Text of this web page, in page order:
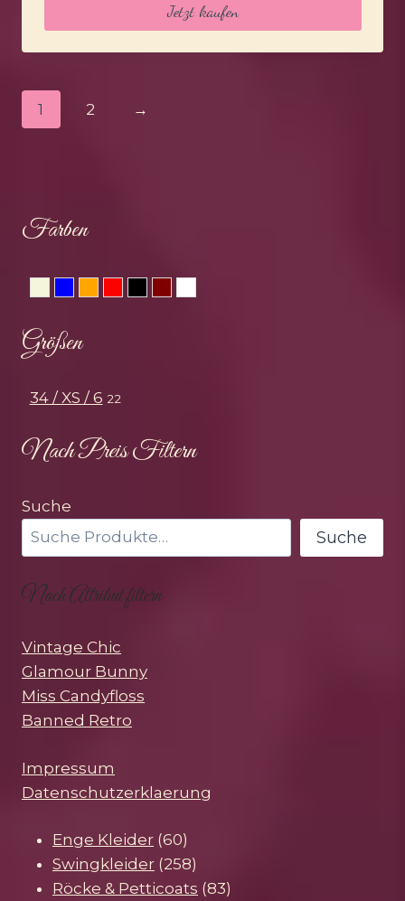
Jetzt kaufen
1 2 →
Farben
Größen
34 / XS / 6 22
Nach Preis Filtern
Suche
Suche
Nach Attribut filtern
Vintage Chic
Glamour Bunny
Miss Candyfloss
Banned Retro
Impressum
Datenschutzerklaerung
Enge Kleider 6060
Produkte
Swingkleider 258258
Produkte
Röcke & Petticoats 8383